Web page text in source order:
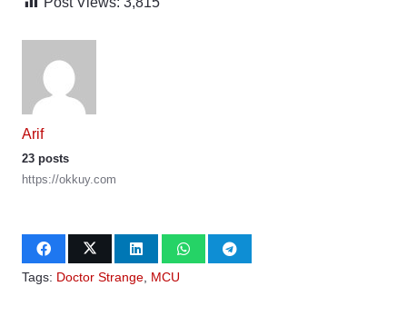
Arif
23 posts
https://okkuy.com
Tags: Doctor Strange, MCU